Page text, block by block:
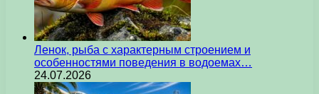
Ленок, рыба с характерным строением и
особенностями поведения в водоемах…
24.07.2026